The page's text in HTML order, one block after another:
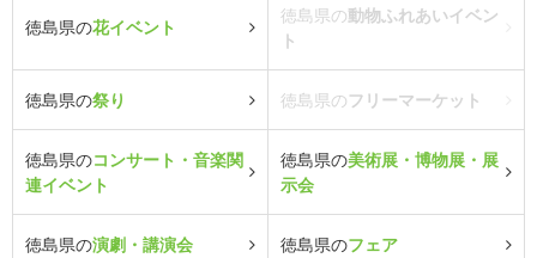
徳島県の花イベント
徳島県の動物ふれあいイベン
ト
徳島県の祭り 徳島県のフリーマーケット
徳島県のコンサート・音楽関
連イベント
徳島県の美術展・博物展・展
示会
徳島県の演劇・講演会 徳島県のフェア